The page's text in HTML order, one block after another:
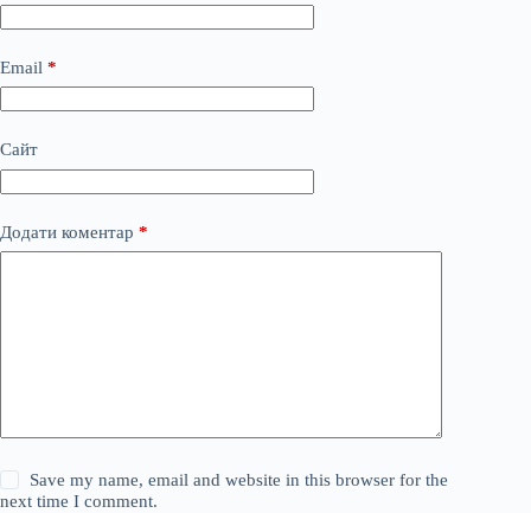
Email *
Сайт
Додати коментар *
Save my name, email and website in this browser for the
next time I comment.